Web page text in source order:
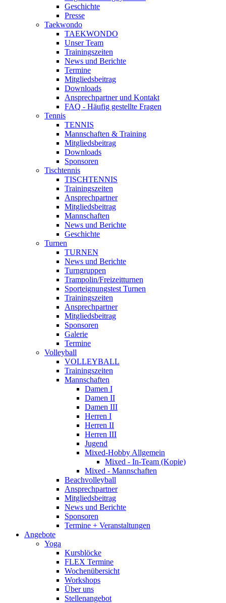
Geschichte
Presse
Taekwondo
TAEKWONDO
Unser Team
Trainingszeiten
News und Berichte
Termine
Mitgliedsbeitrag
Downloads
Ansprechpartner und Kontakt
FAQ - Häufig gestellte Fragen
Tennis
TENNIS
Mannschaften & Training
Mitgliedsbeitrag
Downloads
Sponsoren
Tischtennis
TISCHTENNIS
Trainingszeiten
Ansprechpartner
Mitgliedsbeitrag
Mannschaften
News und Berichte
Geschichte
Turnen
TURNEN
News und Berichte
Turngruppen
Trampolin/Freizeitturnen
Sporteignungstest Turnen
Trainingszeiten
Ansprechpartner
Mitgliedsbeitrag
Sponsoren
Galerie
Termine
Volleyball
VOLLEYBALL
Trainingszeiten
Mannschaften
Damen I
Damen II
Damen III
Herren I
Herren II
Herren III
Jugend
Mixed-Hobby Allgemein
Mixed - In-Team (Kopie)
Mixed - Mannschaften
Beachvolleyball
Ansprechpartner
Mitgliedsbeitrag
News und Berichte
Sponsoren
Termine + Veranstaltungen
Angebote
Yoga
Kursblöcke
FLEX Termine
Wochenübersicht
Workshops
Über uns
Stellenangebot